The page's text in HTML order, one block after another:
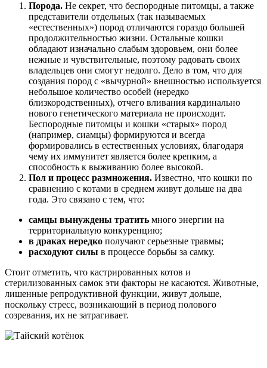
Порода. Не секрет, что беспородные питомцы, а также
представители отдельных (так называемых
«естественных») пород отличаются гораздо большей
продолжительностью жизни. Остальные кошки
обладают изначально слабым здоровьем, они более
нежные и чувствительные, поэтому радовать своих
владельцев они смогут недолго. Дело в том, что для
создания пород с «вычурной» внешностью используется
небольшое количество особей (нередко
близкородственных), отчего вливания кардинально
нового генетического материала не происходит.
Беспородные питомцы и кошки «старых» пород
(например, сиамцы) формируются и всегда
формировались в естественных условиях, благодаря
чему их иммунитет является более крепким, а
способность к выживанию более высокой.
Пол и процесс размножения. Известно, что кошки по
сравнению с котами в среднем живут дольше на два
года. Это связано с тем, что:
самцы вынуждены тратить много энергии на
территориальную конкуренцию;
в драках нередко получают серьезные травмы;
расходуют силы в процессе борьбы за самку.
Стоит отметить, что кастрированных котов и
стерилизованных самок эти факторы не касаются. Животные,
лишенные репродуктивной функции, живут дольше,
поскольку стресс, возникающий в период полового
созревания, их не затрагивает.